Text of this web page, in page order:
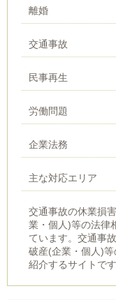
離婚
交通事故
民事再生
労働問題
企業法務
主な対応エリア
交通事故の休業損
業・個人)等の法律
ています。交通事
破産(企業・個人)
紹介するサイトです